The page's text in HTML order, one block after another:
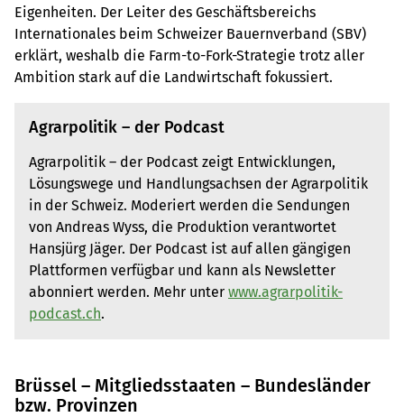
Eigenheiten. Der Leiter des Geschäftsbereichs
Internationales beim Schweizer Bauernverband (SBV)
erklärt, weshalb die Farm-to-Fork-Strategie trotz aller
Ambition stark auf die Landwirtschaft fokussiert.
Agrarpolitik – der Podcast
Agrarpolitik – der Podcast zeigt Entwicklungen,
Lösungswege und Handlungsachsen der Agrarpolitik
in der Schweiz. Moderiert werden die Sendungen
von Andreas Wyss, die Produktion verantwortet
Hansjürg Jäger. Der Podcast ist auf allen gängigen
Plattformen verfügbar und kann als Newsletter
abonniert werden. Mehr unter www.agrarpolitik-
podcast.ch.
Brüssel – Mitgliedsstaaten – Bundesländer
bzw. Provinzen